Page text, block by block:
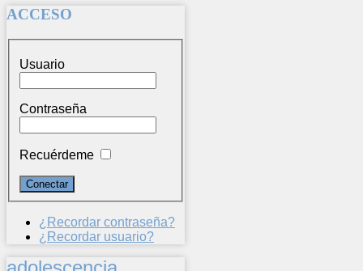
ACCESO
Usuario
Contraseña
Recuérdeme
¿Recordar contraseña?
¿Recordar usuario?